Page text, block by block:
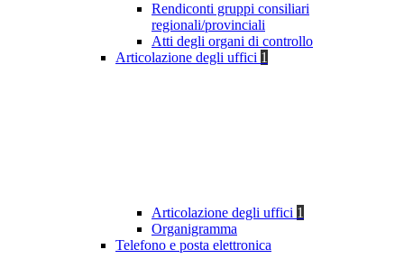
Rendiconti gruppi consiliari
regionali/provinciali
Atti degli organi di controllo
Articolazione degli uffici 1
Articolazione degli uffici 1
Organigramma
Telefono e posta elettronica